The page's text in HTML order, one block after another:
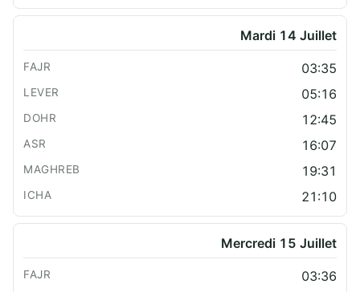
Mardi 14 Juillet
03:35
05:16
12:45
16:07
19:31
21:10
Mercredi 15 Juillet
03:36